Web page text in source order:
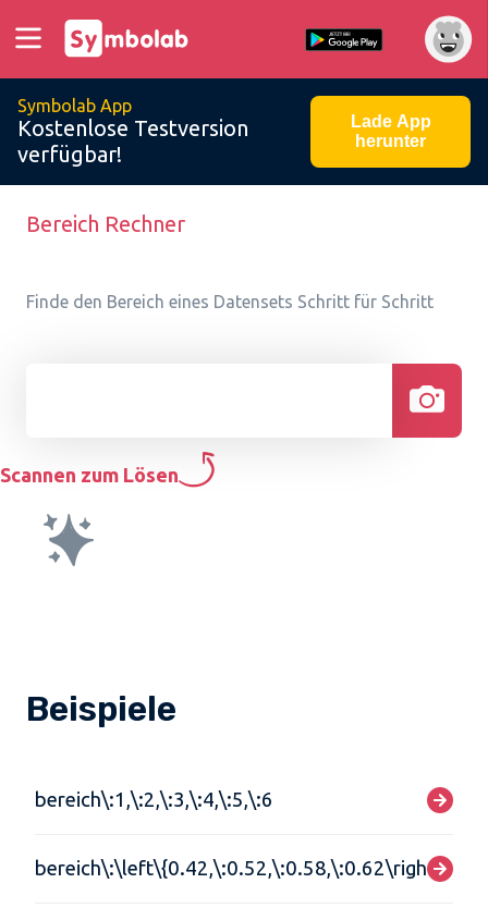
Symbolab App
Kostenlose Testversion
verfügbar!
Lade App
herunter
Bereich Rechner
Finde den Bereich eines Datensets Schritt für Schritt
Scannen zum Lösen
Beispiele
bereich\:1,\:2,\:3,\:4,\:5,\:6
bereich\:\left\{0.42,\:0.52,\:0.58,\:0.62\right\}